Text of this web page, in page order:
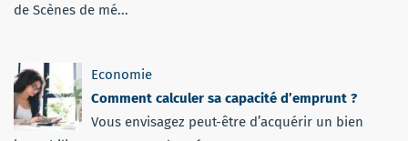
de Scènes de mé...
Economie
Comment calculer sa capacité d’emprunt ?
Vous envisagez peut-être d’acquérir un bien